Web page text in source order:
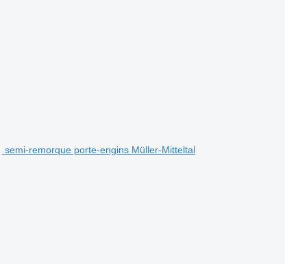
semi-remorque porte-engins Müller-Mitteltal